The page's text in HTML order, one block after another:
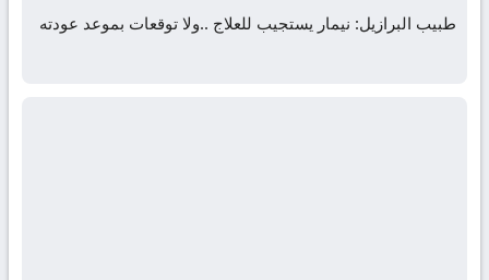
طبيب البرازيل: نيمار يستجيب للعلاج ..ولا توقعات بموعد عودته